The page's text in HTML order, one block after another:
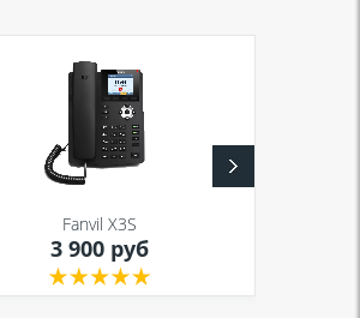
Fanvil X3S
3 900 руб